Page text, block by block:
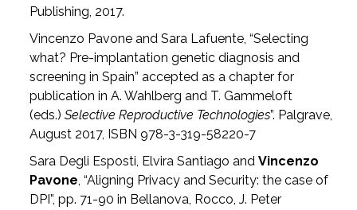
Publishing, 2017.
Vincenzo Pavone and Sara Lafuente, “Selecting
what? Pre-implantation genetic diagnosis and
screening in Spain” accepted as a chapter for
publication in A. Wahlberg and T. Gammeloft
(eds.)Selective Reproductive Technologies”. Palgrave,
August 2017, ISBN 978-3-319-58220-7
Sara Degli Esposti, Elvira Santiago andVincenzo
Pavone, “Aligning Privacy and Security: the case of
DPI”, pp. 71-90 in Bellanova, Rocco, J. Peter